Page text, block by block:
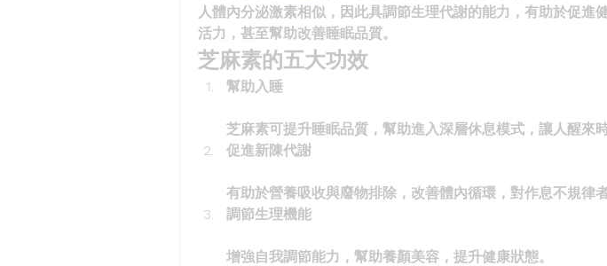
人體內分泌激素相似，因此具調節生理代謝的能力，有助於促進
活力，甚至幫助改善睡眠品質。
芝麻素的五大功效
幫助入睡
芝麻素可提升睡眠品質，幫助進入深層休息模式，讓人醒來時
促進新陳代謝
有助於營養吸收與廢物排除，改善體內循環，對作息不規律者
調節生理機能
增強自我調節能力，幫助養顏美容，提升健康狀態。